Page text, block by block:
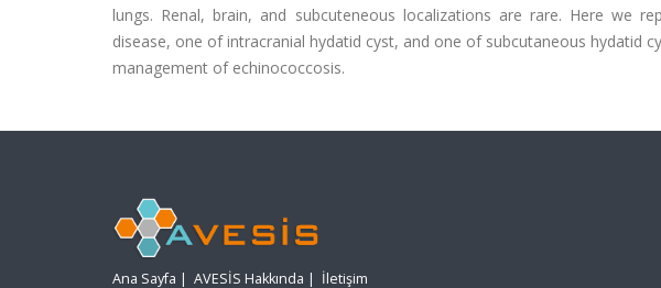
lungs. Renal, brain, and subcuteneous localizations are rare. Here we
disease, one of intracranial hydatid cyst, and one of subcutaneous hydatid
management of echinococcosis.
Ana Sayfa | AVESİS Hakkında | İletişim